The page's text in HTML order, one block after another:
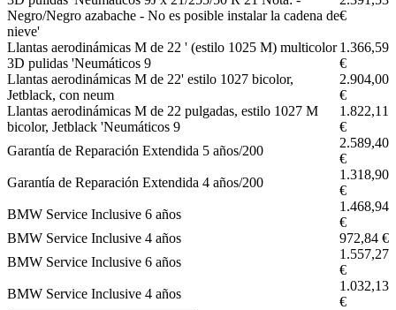
Negro/Negro azabache - No es posible instalar la cadena de
nieve'
€
Llantas aerodinámicas M de 22 ' (estilo 1025 M) multicolor
3D pulidas 'Neumáticos 9
1.366,59
€
Llantas aerodinámicas M de 22' estilo 1027 bicolor,
Jetblack, con neum
2.904,00
€
Llantas aerodinámicas M de 22 pulgadas, estilo 1027 M
bicolor, Jetblack 'Neumáticos 9
1.822,11
€
Garantía de Reparación Extendida 5 años/200
2.589,40
€
Garantía de Reparación Extendida 4 años/200
1.318,90
€
BMW Service Inclusive 6 años
1.468,94
€
BMW Service Inclusive 4 años
972,84 €
BMW Service Inclusive 6 años
1.557,27
€
BMW Service Inclusive 4 años
1.032,13
€